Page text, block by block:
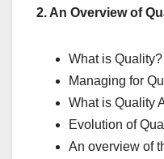
2. An Overview of
What is Quality?
Managing for
What is Quality
Evolution of
An overview of